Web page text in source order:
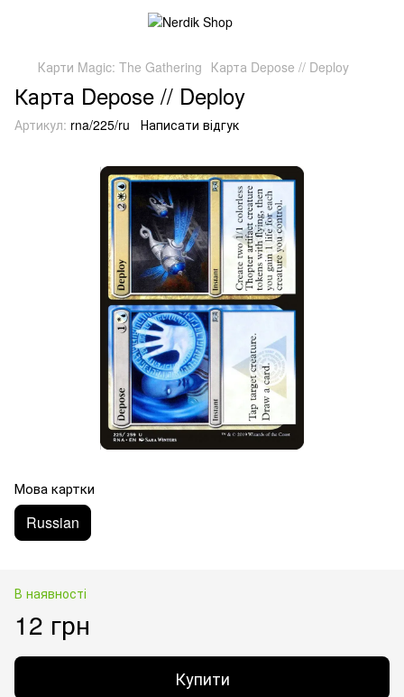
Карти Magic: The Gathering Карта Depose // Deploy
Карта Depose // Deploy
Артикул: rna/225/ru Написати відгук
Мова картки
Russian
В наявності
12 грн
Купити